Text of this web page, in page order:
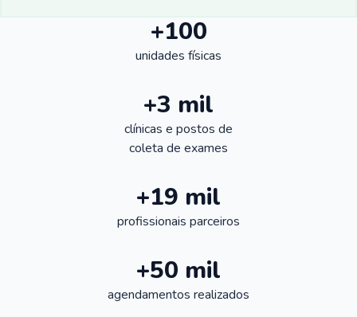
+100
unidades físicas
+3 mil
clínicas e postos de
coleta de exames
+19 mil
profissionais parceiros
+50 mil
agendamentos realizados